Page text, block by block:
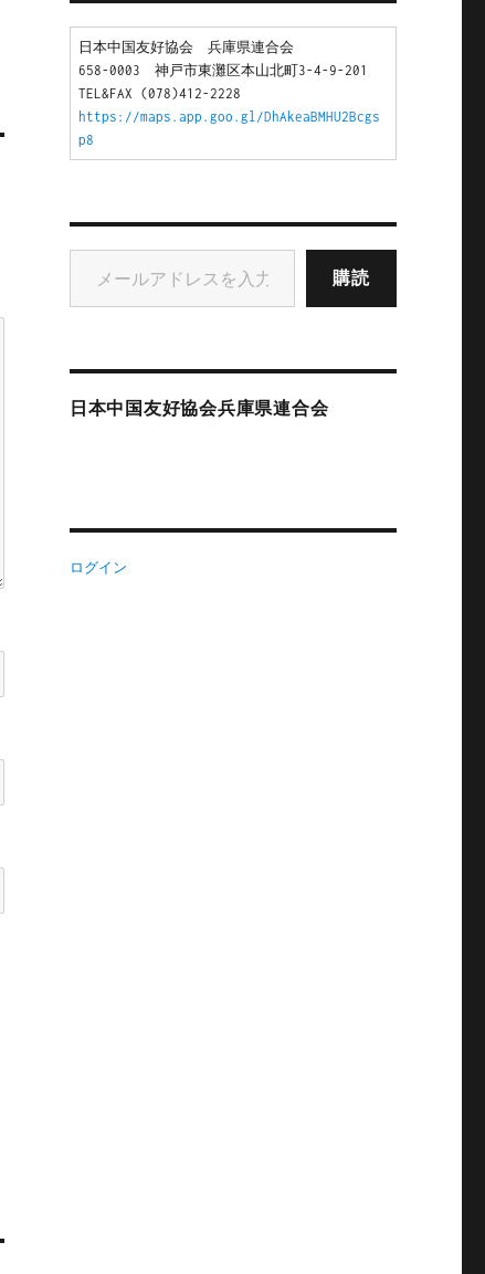
日本中国友好協会　兵庫県連合会
658-0003　神戸市東灘区本山北町3-4-9-201
TEL&FAX (078)412-2228
https://maps.app.goo.gl/DhAkeaBMHU2Bcgs
p8
メールアドレスを入力...
購読
日本中国友好協会兵庫県連合会
ログイン